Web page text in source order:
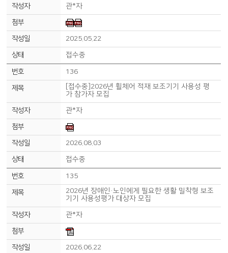
관*자
2025.05.22
접수중
136
[접수중]2026년 휠체어 적재 보조기기 사용성 평
가 참가자 모집
관*자
2026.08.03
접수중
135
2026년 장애인·노인에게 필요한 생활 밀착형 보조
기기 사용성평가 대상자 모집
관*자
2026.06.22